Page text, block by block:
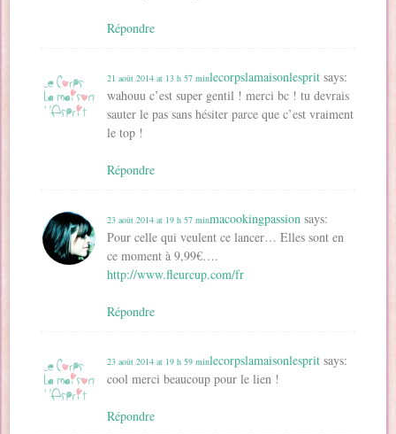
Répondre
lecorpslamaisonlesprit says:
21 août 2014 at 13 h 57 min
wahouu c’est super gentil ! merci bc ! tu devrais
sauter le pas sans hésiter parce que c’est vraiment
le top !
Répondre
macookingpassion says:
23 août 2014 at 19 h 57 min
Pour celle qui veulent ce lancer… Elles sont en
ce moment à 9,99€….
http://www.fleurcup.com/fr
Répondre
lecorpslamaisonlesprit says:
23 août 2014 at 19 h 59 min
cool merci beaucoup pour le lien !
Répondre